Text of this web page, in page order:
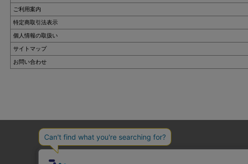
ご利用案内
特定商取引法表示
個人情報の取扱い
サイトマップ
お問い合わせ